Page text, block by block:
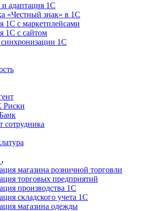
и адаптация 1С
«Честный знак» в 1С
1С с маркетплейсами
1С с сайтом
1С
сотрудника
магазина розничной торговли
торговых предприятий
производства 1С
складского учета 1C
магазина одежды